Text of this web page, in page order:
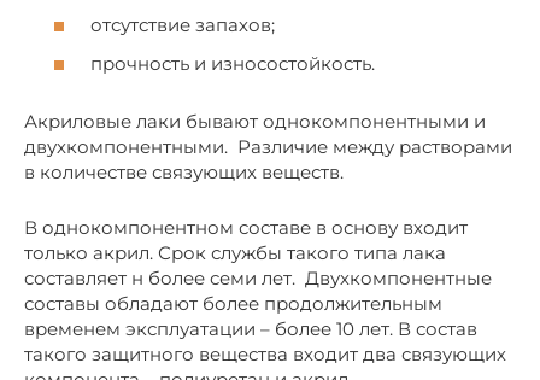
отсутствие запахов;
прочность и износостойкость.
Акриловые лаки бывают однокомпонентными и
двухкомпонентными. Различие между растворами
в количестве связующих веществ.
В однокомпонентном составе в основу входит
только акрил. Срок службы такого типа лака
составляет н более семи лет. Двухкомпонентные
составы обладают более продолжительным
временем эксплуатации – более 10 лет. В состав
такого защитного вещества входит два связующих